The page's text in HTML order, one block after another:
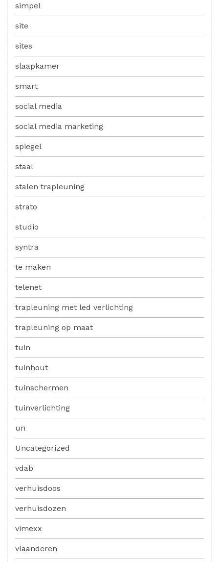
simpel
site
sites
slaapkamer
smart
social media
social media marketing
spiegel
staal
stalen trapleuning
strato
studio
syntra
te maken
telenet
trapleuning met led verlichting
trapleuning op maat
tuin
tuinhout
tuinschermen
tuinverlichting
un
Uncategorized
vdab
verhuisdoos
verhuisdozen
vimexx
vlaanderen